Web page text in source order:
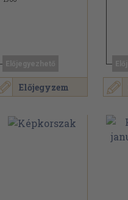
Előjegyzem